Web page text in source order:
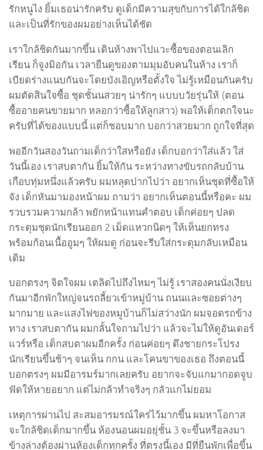
รักหนูไง ยิ้มเธอน่ารักครับ ดูเด็กมีความสุขกับการได้ใกล้ชิด
และเป็นที่รักของผมอย่างเห็นได้ชัด
เราใกล้ชิดกันมากขึ้น เดินห้างพาไปแวะซื้อของตอนเลิก
เรียน ก็จูงมิอกัน เวลายืนดูของตามมุมอับคนในห้าง เราก็
เบียดร่างแนบกันจะโดยบังเอิญหรือตั้งใจ ไม่รู้เหมือนกันครับ
ผมตัดสินใจซื้อ ชุดชั้นนสวยๆ น่ารักๆ แบบบวัยรุ่นให้ (ตอน
ซื้ออายคนขายมาก หลอกว่าซื้อให้ลูกสาว) พอให้เด็กตกใจนะ
ครับที่ได้ของแบบนี้ แต่ก็ชอบมาก บอกว่าสวยมาก ถูกใจที่สุด
พออีกวันสองวันถามเด็กว่าใสหรือยัง เด็กบอกว่าใส่แล้ว ใส่
วันนี้เอง เราสบตากัน ยิ้มให้กัน ระหว่างทางขับรถกลับบ้าน
เกือบทุ่มหนึ่งแล้วครับ ผมหลุดปากไปว่า อยากเห็นชุดที่ซื้อให้
จัง เด็กหันมามองหน้าผม ถามว่า อยากเห็นตอนนี้หรือคะ ผม
รวบรวมความกล้า พยักหน้าแทนคำตอบ เด็กค่อยๆ ปลด
กระดุมชุดนักเรียนออก 2 เม็ดแหวกนิดๆ ให้เห็นยกทรง
พร้อมก้อนเนื้ออูมๆ ให้ผมดู ก่อนจะรีบใส่กระดุมกลับเหมือน
เดิม
บอกตรงๆ จิตใจผม เตลิดไปถึงไหมๆ ไม่รู้ เราสองคนนั่งเงียบ
กันมาอีกพักใหญ่จนรถลี้ยวเข้าหมู่บ้าน ถนนและซอยต่างๆ
มากมาย และแสงไฟของหมูบ้านก็ไม่สว่างนัก ผมจอดรถข้าง
ทาง เราสบตากัน ผมกลั้นใจถามไปว่า แล้วจะไม่ให้ดูอันเดอร์
แวร์หรือ เด็กสบตาผมอีกครั้ง ก่อนค่อยๆ ดึงชายกระโปรง
นักเรียนขึ้นช้าๆ จนเห็น กกน และโคนขาของเธอ ถึงตอนนี้
บอกตรงๆ ผมมีอารมร์มากเลยครับ อยากจะจับแกมากอดจูบ
ฟัดให้หายอยาก แต่ไม่กล้าทำจริงๆ กลัวแกไม่ยอม
เหตุการผ่านไป สะสมอารมรณ์ใคร่ไว้มากขึ้น ผมหาโอกาส
จะใกล้ชิดเด็กมากขึ้น ห้องนอนผมอยุ่ชั้น 3 จะขึ้นหรือลงมา
ข้างล่างต้องผ่านห้องเด็กทุกครั้ง ที่ตรงนี้เอง มีที่ยืนพักเพื่อขึ้น